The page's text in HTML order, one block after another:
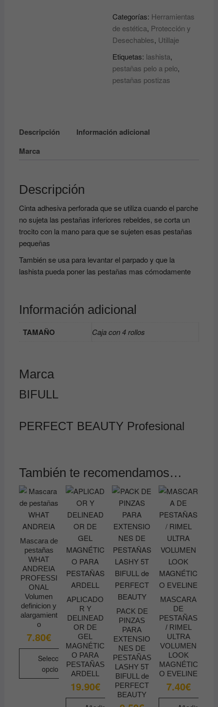
PARA
EXTENSIÓN
DE
PESTAÑAS
pelo
a
pelo
BIFULL
Categorías: Herramientas
de estética, Protección y
Desechables, Utillaje
Etiquetas: lashista,
pestañas pelo a pelo,
pestañas postizas
Descripción
Información adicional
Marca
Descripción
Cinta adhesiva perforada que se utiliza cuando el parche
no sujeta las pestañas inferiores rebeldes, se corta un
trocito con la mano para que se sujeten esas pestañas
pequeñas
También se usa para levantar el parpado y que la
lashista pueda poner las pestañas mas cómodamente
Información adicional
TAMAÑO Caja con 4 rollos
Marca
BIFULL
PERFECT BEAUTY Profesional
También te recomendamos…
Mascara de
pestañas
WHAT
ANDREIA
PROFESSI
ONAL
Volumen
definicion y
alargamient
o
7.80€
Seleccionar
opciones
producto
APLICADO
R Y
DELINEAD
OR DE
GEL
MAGNÉTIC
O PARA
PESTAÑAS
ARDELL
19.90€
PACK DE
PINZAS
PARA
EXTENSIO
NES DE
PESTAÑAS
LASHY 5T
BIFULL de
PERFECT
BEAUTY
MASCARA
DE
PESTAÑAS
/ RIMEL
ULTRA
VOLUMEN
LOOK
MAGNÉTIC
O EVELINE
7.40€